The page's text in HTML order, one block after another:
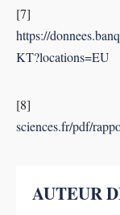
[7]
https://
KT?locations=EU
[8]
sciences.fr/pdf/
AUTEUR